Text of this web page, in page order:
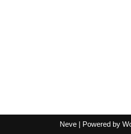
Neve| Powered by